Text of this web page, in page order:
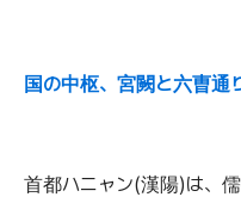
国の中枢、宮闕と六曺通
首都ハニャン(漢陽)は、